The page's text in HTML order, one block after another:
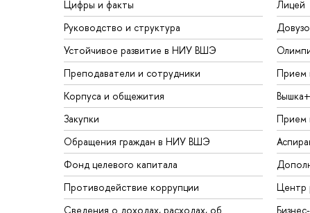
Цифры и факты
Руководство и структура
Устойчивое развитие в НИУ ВШЭ
Преподаватели и сотрудники
Корпуса и общежития
Закупки
Обращения граждан в НИУ ВШЭ
Фонд целевого капитала
Противодействие коррупции
Сведения о доходах, расходах, об
Лицей
Прием
Вышка+
Прием
Центр